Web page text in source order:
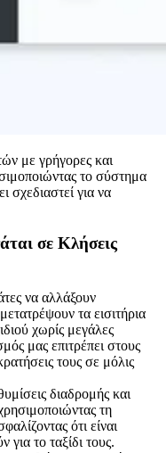
με γρήγορες και
το σύστημα
σχεδιαστεί για να
σε Κλήσεις
να αλλάξουν
τα εισιτήρια
χωρίς μεγάλες
μας επιτρέπει στους
τους σε μόλις
διαδρομής και
τη
ότι είναι
για το ταξίδι τους.